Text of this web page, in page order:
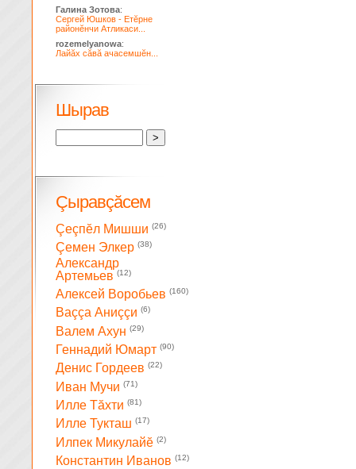
Галина Зотова:
Сергей Юшков - Етĕрне
районĕнчи Атликаси...
rozemelyanowa:
Лайăх сăвă ачасемшĕн...
Шырав
Çыравçăсем
Çеçпĕл Мишши (26)
Çемен Элкер (38)
Александр
Артемьев (12)
Алексей Воробьев (160)
Ваççа Аниççи (6)
Валем Ахун (29)
Геннадий Юмарт (90)
Денис Гордеев (22)
Иван Мучи (71)
Илле Тăхти (81)
Илле Тукташ (17)
Илпек Микулайĕ (2)
Константин Иванов (12)